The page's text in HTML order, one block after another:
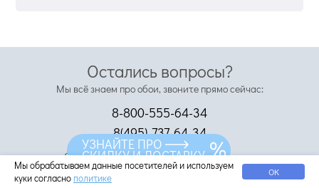
Остались вопросы?
Мы всё знаем про обои, звоните прямо сейчас:
8-800-555-64-34
8(495)-737-64-34
С удовольствием ответим на ваши вопросы
Мы обрабатываем данные посетителей и используем
куки согласно политике ОК
УЗНАЙТЕ ПРО
СКИДКУ И ДОСТАВКУ